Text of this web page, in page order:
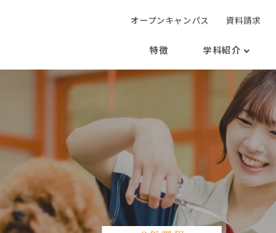
オープンキャンパス 資料請求
特徴 学科紹介